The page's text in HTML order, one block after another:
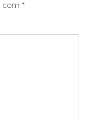
com*